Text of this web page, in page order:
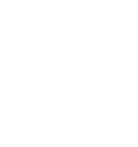
zur
werden.
wird der unteren